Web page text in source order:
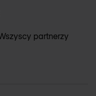
partnerzy